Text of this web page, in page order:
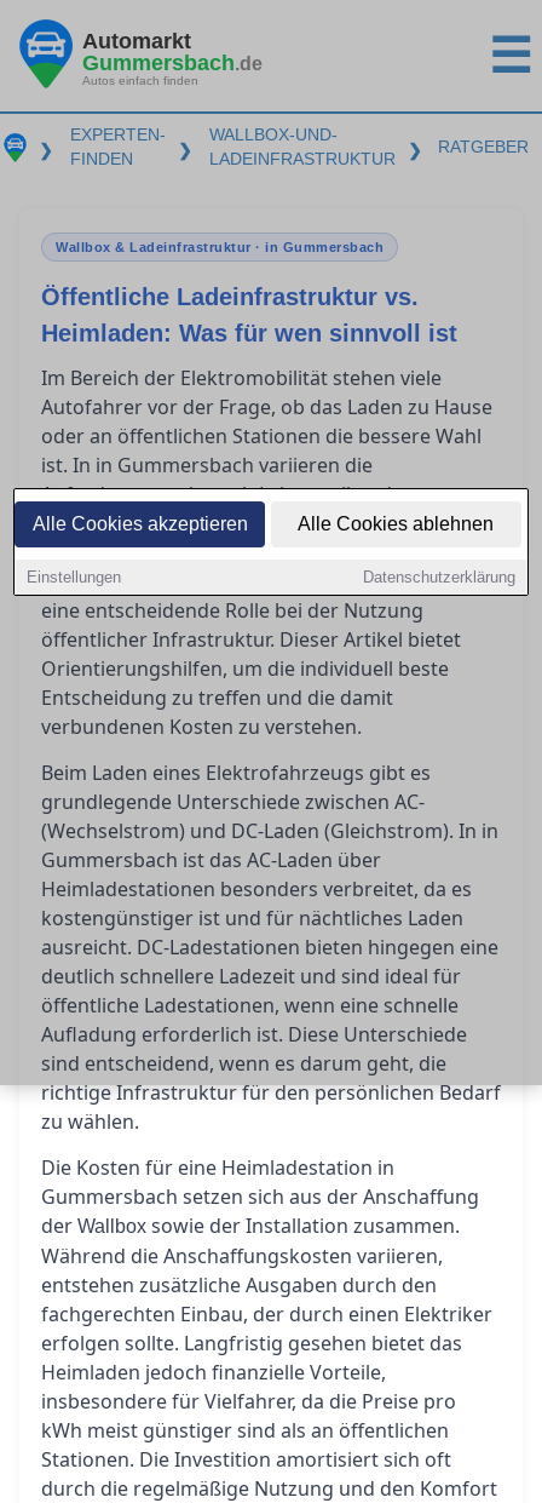
Alle Cookies akzeptieren Alle Cookies ablehnen
Einstellungen Datenschutzerklärung
Automarkt
Gummersbach.de
Autos einfach finden ☰
❯
EXPERTEN-
FINDEN
❯
WALLBOX-UND-
LADEINFRASTRUKTUR
❯ RATGEBER
Wallbox & Ladeinfrastruktur · in Gummersbach
Öffentliche Ladeinfrastruktur vs.
Heimladen: Was für wen sinnvoll ist
Im Bereich der Elektromobilität stehen viele
Autofahrer vor der Frage, ob das Laden zu Hause
oder an öffentlichen Stationen die bessere Wahl
ist. In in Gummersbach variieren die
Anforderungen je nach Lebensstil und
Fahrgewohnheiten stark. Während das
Heimladen langfristige Investitionen erfordert,
spielt die Ladegeschwindigkeit – ob AC oder DC –
eine entscheidende Rolle bei der Nutzung
öffentlicher Infrastruktur. Dieser Artikel bietet
Orientierungshilfen, um die individuell beste
Entscheidung zu treffen und die damit
verbundenen Kosten zu verstehen.
Beim Laden eines Elektrofahrzeugs gibt es
grundlegende Unterschiede zwischen AC-
(Wechselstrom) und DC-Laden (Gleichstrom). In in
Gummersbach ist das AC-Laden über
Heimladestationen besonders verbreitet, da es
kostengünstiger ist und für nächtliches Laden
ausreicht. DC-Ladestationen bieten hingegen eine
deutlich schnellere Ladezeit und sind ideal für
öffentliche Ladestationen, wenn eine schnelle
Aufladung erforderlich ist. Diese Unterschiede
sind entscheidend, wenn es darum geht, die
richtige Infrastruktur für den persönlichen Bedarf
zu wählen.
Die Kosten für eine Heimladestation in
Gummersbach setzen sich aus der Anschaffung
der Wallbox sowie der Installation zusammen.
Während die Anschaffungskosten variieren,
entstehen zusätzliche Ausgaben durch den
fachgerechten Einbau, der durch einen Elektriker
erfolgen sollte. Langfristig gesehen bietet das
Heimladen jedoch finanzielle Vorteile,
insbesondere für Vielfahrer, da die Preise pro
kWh meist günstiger sind als an öffentlichen
Stationen. Die Investition amortisiert sich oft
durch die regelmäßige Nutzung und den Komfort